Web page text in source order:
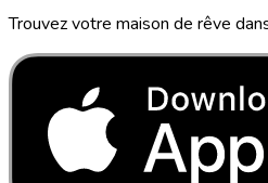
Trouvez votre maison de rêve